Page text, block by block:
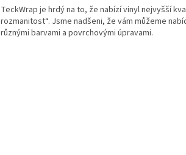
TeckWrap je hrdý na to, že nabízí vinyl nejvyšší
rozmanitost“. Jsme nadšeni, že vám můžeme
různými barvami a povrchovými úpravami.